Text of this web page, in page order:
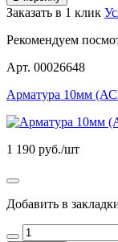
Заказать в 1 клик
Рекомендуем
Арт. 00026648
Арматура 10мм
1 190 руб./шт
Добавить в